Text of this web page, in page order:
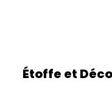
Étoffe et